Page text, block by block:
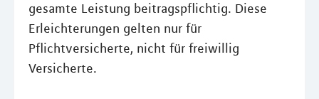
gesamte Leistung beitragspflichtig. Diese
Erleichterungen gelten nur für
Pflichtversicherte, nicht für freiwillig
Versicherte.